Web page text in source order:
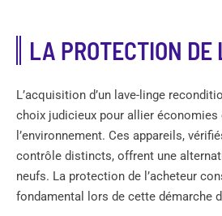
LA PROTECTION DE
L’acquisition d’un lave-linge
choix judicieux pour allier économies
l’environnement. Ces appareils,
contrôle distincts, offrent une
neufs. La protection de l’acheteur
fondamental lors de cette démarche